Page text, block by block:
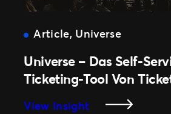
Article, Universe
Universe – Das Self-
Ticketing-Tool Von
View Insight